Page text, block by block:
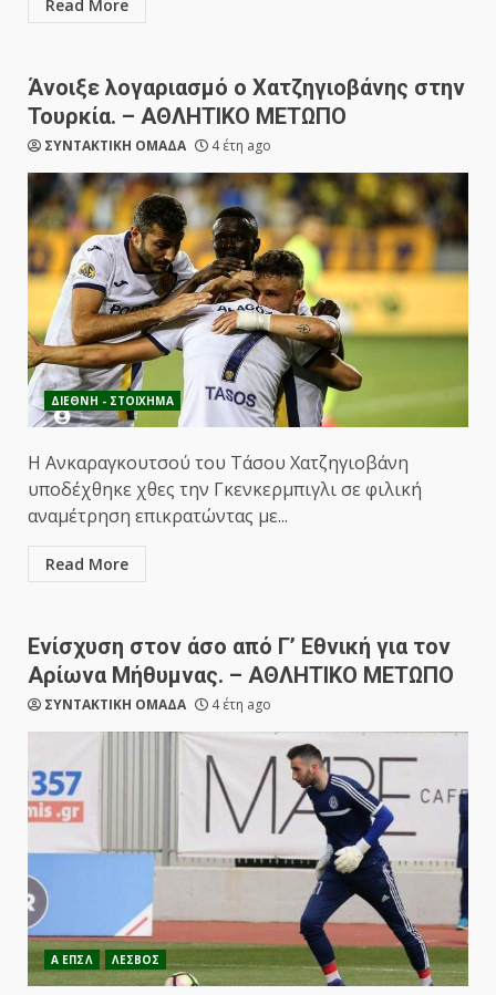
Read More
Άνοιξε λογαριασμό ο Χατζηγιοβάνης στην
Τουρκία. – ΑΘΛΗΤΙΚΟ ΜΕΤΩΠΟ
ΣΥΝΤΑΚΤΙΚΗ ΟΜΑΔΑ 4 έτη ago
ΔΙΕΘΝΗ - ΣΤΟΙΧΗΜΑ
Η Ανκαραγκουτσού του Τάσου Χατζηγιοβάνη
υποδέχθηκε χθες την Γκενκερμπιγλι σε φιλική
αναμέτρηση επικρατώντας με...
Read More
Ενίσχυση στον άσο από Γ’ Εθνική για τον
Αρίωνα Μήθυμνας. – ΑΘΛΗΤΙΚΟ ΜΕΤΩΠΟ
ΣΥΝΤΑΚΤΙΚΗ ΟΜΑΔΑ 4 έτη ago
Α ΕΠΣΛ ΛΕΣΒΟΣ